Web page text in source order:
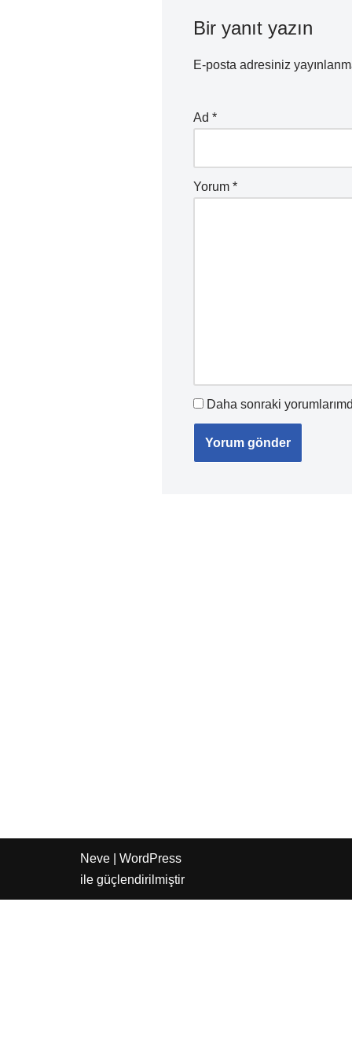
Bir yanıt yazın
E-posta adresiniz
Ad*
Yorum*
Daha sonraki
Neve
WordPress
ile güçlendirilmiştir